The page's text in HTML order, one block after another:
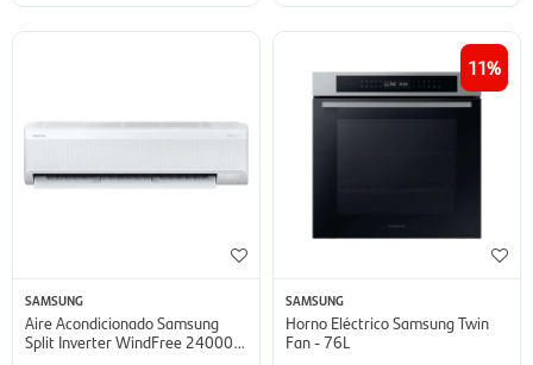
SAMSUNG
Aire Acondicionado Samsung
Split Inverter WindFree 24000
BTU - BTU
11
SAMSUNG
Horno Eléctrico Samsung Twin
Fan - 76L